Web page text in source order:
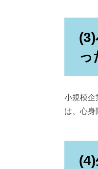
っ
小規模企
は、心身